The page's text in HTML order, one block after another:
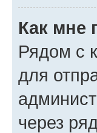
Как мне
Рядом с
для
через